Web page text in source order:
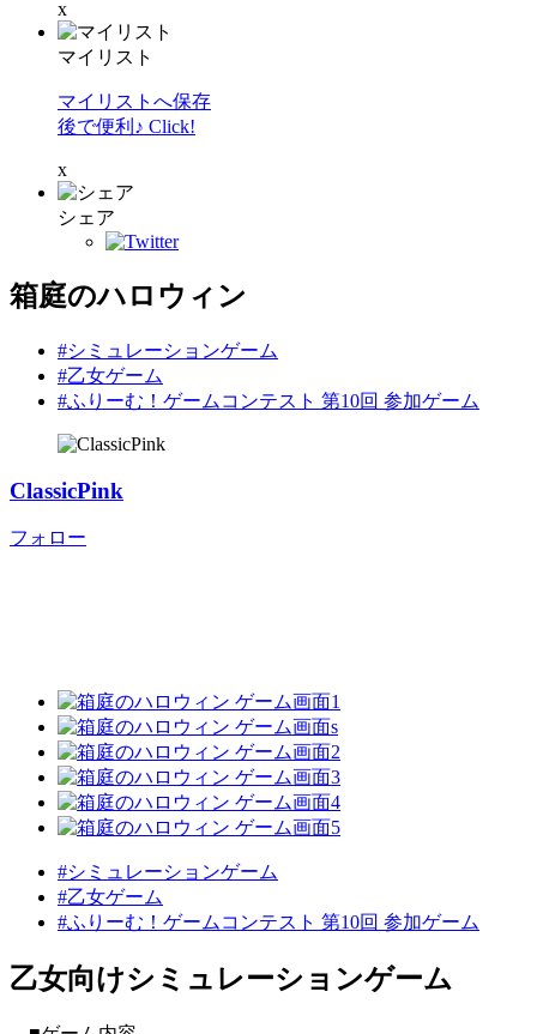
x
マイリスト
マイリストへ保存
後で便利♪ Click!
x
シェア
箱庭のハロウィン
#シミュレーションゲーム
#乙女ゲーム
#ふりーむ！ゲームコンテスト 第10回 参加ゲーム
ClassicPink
フォロー
#シミュレーションゲーム
#乙女ゲーム
#ふりーむ！ゲームコンテスト 第10回 参加ゲーム
乙女向けシミュレーションゲーム